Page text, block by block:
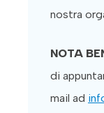
nostra
NOTA
di
mail ad